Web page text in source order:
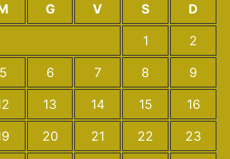
G V S
D
1
2
5 6 7 8
9
13 14 15
16
20 21 22
23